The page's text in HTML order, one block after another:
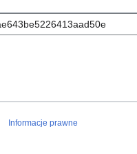
Informacje prawne